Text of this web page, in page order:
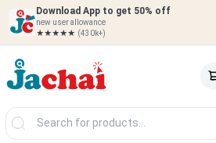
Download App to get 50% off
new user allowance
★★★★★ (430k+)